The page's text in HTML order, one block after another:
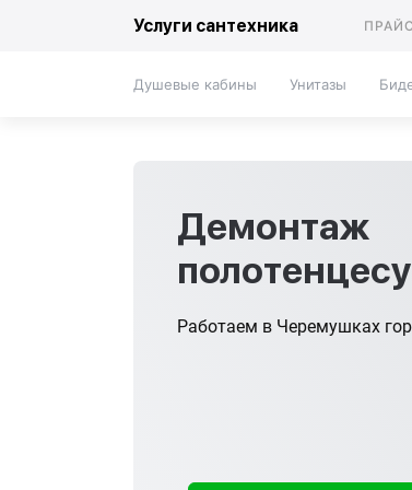
Услуги сантехника ПРАЙС
Душевые кабины Унитазы
Демонтаж
Работаем в Черемушках